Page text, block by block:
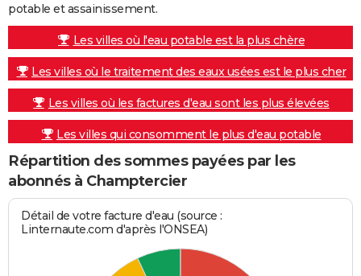
potable et assainissement.
Les villes où l'eau potable est la plus chère
Les villes où le traitement des eaux usées est le plus cher
Les villes où les factures d'eau sont les plus élevées
Les villes qui consomment le plus d'eau potable
Répartition des sommes payées par les
abonnés à Champtercier
Détail de votre facture d'eau (source :
Linternaute.com d'après l'ONSEA)